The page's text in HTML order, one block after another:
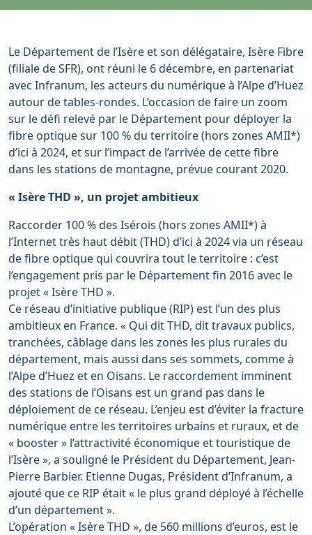
Le Département de l’Isère et son délégataire, Isère Fibre
(filiale de SFR), ont réuni le 6 décembre, en partenariat
avec Infranum, les acteurs du numérique à l’Alpe d’Huez
autour de tables-rondes. L’occasion de faire un zoom
sur le défi relevé par le Département pour déployer la
fibre optique sur 100 % du territoire (hors zones AMII*)
d’ici à 2024, et sur l’impact de l’arrivée de cette fibre
dans les stations de montagne, prévue courant 2020.
« Isère THD », un projet ambitieux
Raccorder 100 % des Isérois (hors zones AMII*) à
l’Internet très haut débit (THD) d’ici à 2024 via un réseau
de fibre optique qui couvrira tout le territoire : c’est
l’engagement pris par le Département fin 2016 avec le
projet « Isère THD ».
Ce réseau d’initiative publique (RIP) est l’un des plus
ambitieux en France. « Qui dit THD, dit travaux publics,
tranchées, câblage dans les zones les plus rurales du
département, mais aussi dans ses sommets, comme à
l’Alpe d’Huez et en Oisans. Le raccordement imminent
des stations de l’Oisans est un grand pas dans le
déploiement de ce réseau. L’enjeu est d’éviter la fracture
numérique entre les territoires urbains et ruraux, et de
« booster » l’attractivité économique et touristique de
l’Isère », a souligné le Président du Département, Jean-
Pierre Barbier. Etienne Dugas, Président d’Infranum, a
ajouté que ce RIP était « le plus grand déployé à l’échelle
d’un département ».
L’opération « Isère THD », de 560 millions d’euros, est le